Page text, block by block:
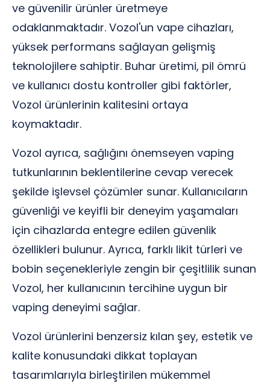
ve güvenilir ürünler üretmeye
odaklanmaktadır. Vozol'un vape cihazları,
yüksek performans sağlayan gelişmiş
teknolojilere sahiptir. Buhar üretimi, pil ömrü
ve kullanıcı dostu kontroller gibi faktörler,
Vozol ürünlerinin kalitesini ortaya
koymaktadır.
Vozol ayrıca, sağlığını önemseyen vaping
tutkunlarının beklentilerine cevap verecek
şekilde işlevsel çözümler sunar. Kullanıcıların
güvenliği ve keyifli bir deneyim yaşamaları
için cihazlarda entegre edilen güvenlik
özellikleri bulunur. Ayrıca, farklı likit türleri ve
bobin seçenekleriyle zengin bir çeşitlilik sunan
Vozol, her kullanıcının tercihine uygun bir
vaping deneyimi sağlar.
Vozol ürünlerini benzersiz kılan şey, estetik ve
kalite konusundaki dikkat toplayan
tasarımlarıyla birleştirilen mükemmel